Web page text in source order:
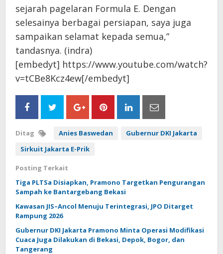
sejarah pagelaran Formula E. Dengan
selesainya berbagai persiapan, saya juga
sampaikan selamat kepada semua,”
tandasnya. (indra)
[embedyt] https://www.youtube.com/watch?
v=tCBe8Kcz4ew[/embedyt]
Ditag Anies Baswedan
Gubernur DKI Jakarta
Sirkuit Jakarta E-Prik
Posting Terkait
Tiga PLTSa Disiapkan, Pramono Targetkan Pengurangan
Sampah ke Bantargebang Bekasi
Kawasan JIS–Ancol Menuju Terintegrasi, JPO Ditarget
Rampung 2026
Gubernur DKI Jakarta Pramono Minta Operasi Modifikasi
Cuaca Juga Dilakukan di Bekasi, Depok, Bogor, dan
Tangerang